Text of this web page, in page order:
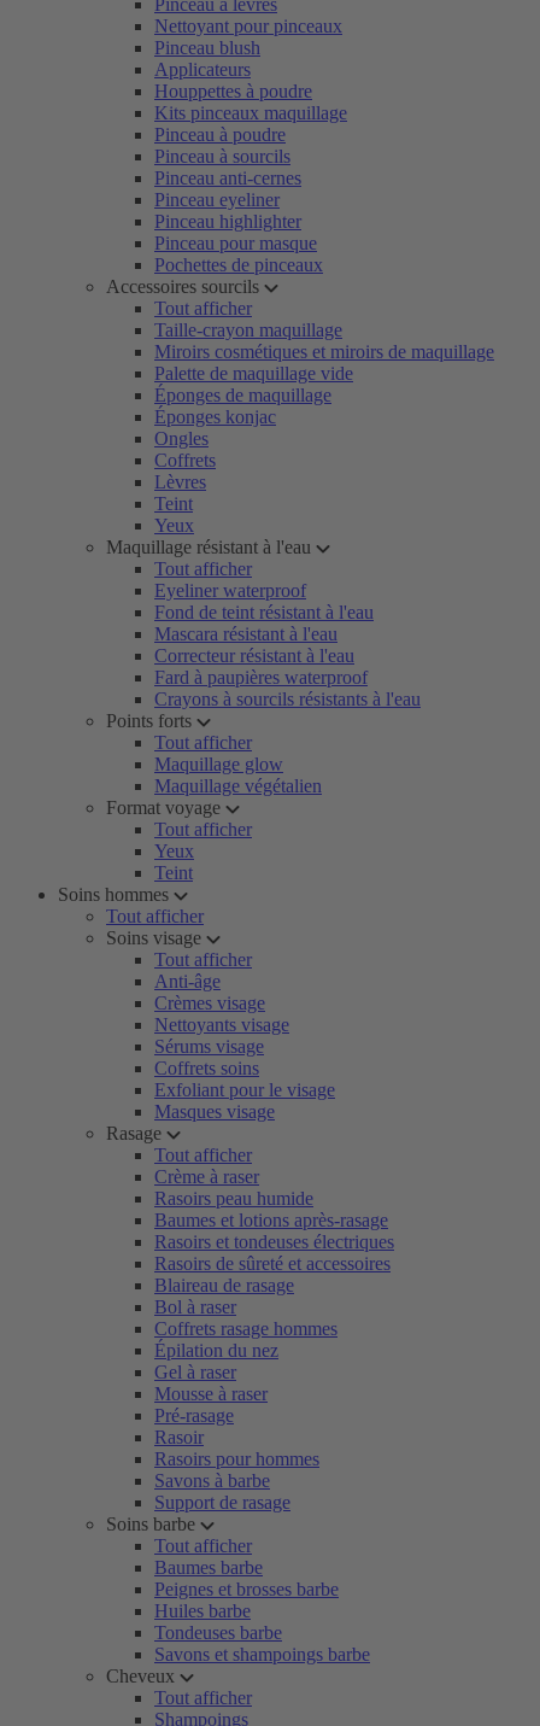
Pinceau à lèvres
Nettoyant pour pinceaux
Pinceau blush
Applicateurs
Houppettes à poudre
Kits pinceaux maquillage
Pinceau à poudre
Pinceau à sourcils
Pinceau anti-cernes
Pinceau eyeliner
Pinceau highlighter
Pinceau pour masque
Pochettes de pinceaux
Accessoires sourcils
Tout afficher
Taille-crayon maquillage
Miroirs cosmétiques et miroirs de maquillage
Palette de maquillage vide
Éponges de maquillage
Éponges konjac
Ongles
Coffrets
Lèvres
Teint
Yeux
Maquillage résistant à l'eau
Tout afficher
Eyeliner waterproof
Fond de teint résistant à l'eau
Mascara résistant à l'eau
Correcteur résistant à l'eau
Fard à paupières waterproof
Crayons à sourcils résistants à l'eau
Points forts
Tout afficher
Maquillage glow
Maquillage végétalien
Format voyage
Tout afficher
Yeux
Teint
Soins hommes
Tout afficher
Soins visage
Tout afficher
Anti-âge
Crèmes visage
Nettoyants visage
Sérums visage
Coffrets soins
Exfoliant pour le visage
Masques visage
Rasage
Tout afficher
Crème à raser
Rasoirs peau humide
Baumes et lotions après-rasage
Rasoirs et tondeuses électriques
Rasoirs de sûreté et accessoires
Blaireau de rasage
Bol à raser
Coffrets rasage hommes
Épilation du nez
Gel à raser
Mousse à raser
Pré-rasage
Rasoir
Rasoirs pour hommes
Savons à barbe
Support de rasage
Soins barbe
Tout afficher
Baumes barbe
Peignes et brosses barbe
Huiles barbe
Tondeuses barbe
Savons et shampoings barbe
Cheveux
Tout afficher
Shampoings